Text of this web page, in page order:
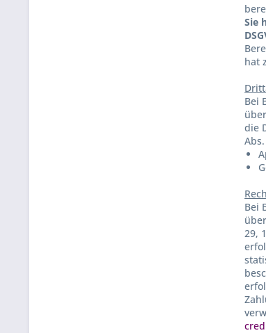
Sie
hat
Bei
die
Bei
29,